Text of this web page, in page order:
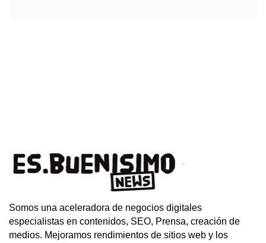
Somos una aceleradora de negocios digitales
especialistas en contenidos, SEO, Prensa, creación de
medios. Mejoramos rendimientos de sitios web y los